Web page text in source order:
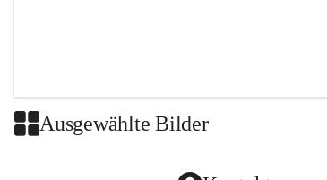
Ausgewählte Bilder